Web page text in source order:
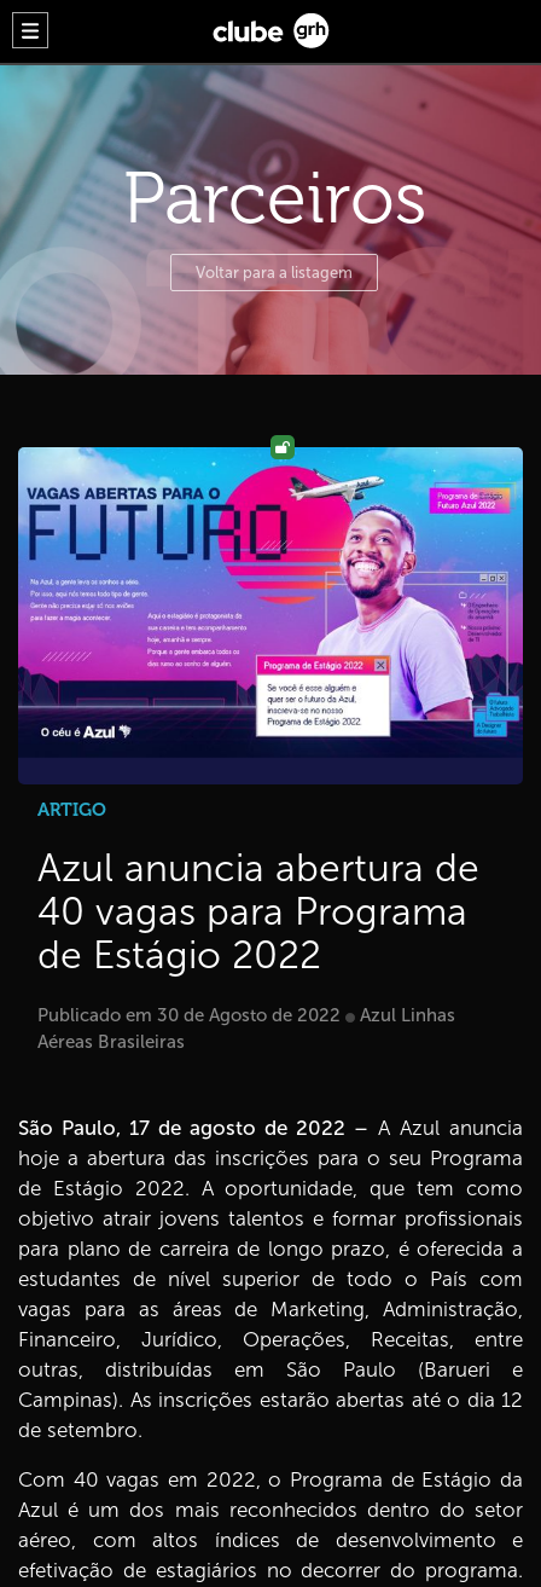
Parceiros
Voltar para a listagem
ARTIGO
Azul anuncia abertura de
40 vagas para Programa
de Estágio 2022
Publicado em 30 de Agosto de 2022
Azul Linhas
Aéreas Brasileiras
São Paulo, 17 de agosto de 2022 – A Azul anuncia
hoje a abertura das inscrições para o seu Programa
de Estágio 2022. A oportunidade, que tem como
objetivo atrair jovens talentos e formar profissionais
para plano de carreira de longo prazo, é oferecida a
estudantes de nível superior de todo o País com
vagas para as áreas de Marketing, Administração,
Financeiro, Jurídico, Operações, Receitas, entre
outras, distribuídas em São Paulo (Barueri e
Campinas). As inscrições estarão abertas até o dia 12
de setembro.
Com 40 vagas em 2022, o Programa de Estágio da
Azul é um dos mais reconhecidos dentro do setor
aéreo, com altos índices de desenvolvimento e
efetivação de estagiários no decorrer do programa.